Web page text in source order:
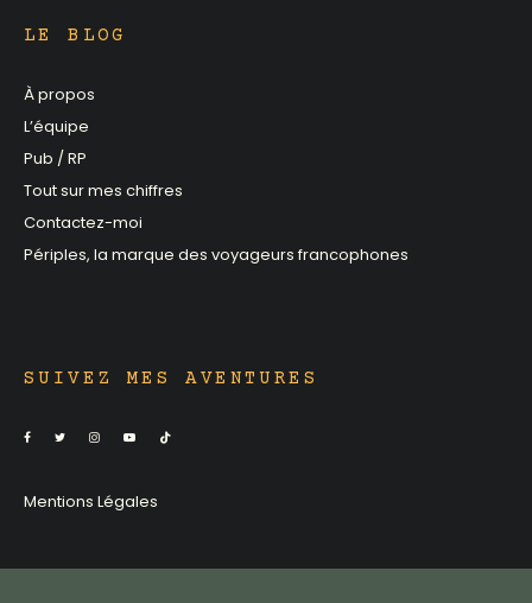
LE BLOG
À propos
L’équipe
Pub / RP
Tout sur mes chiffres
Contactez-moi
Périples, la marque des voyageurs francophones
SUIVEZ MES AVENTURES
Mentions Légales